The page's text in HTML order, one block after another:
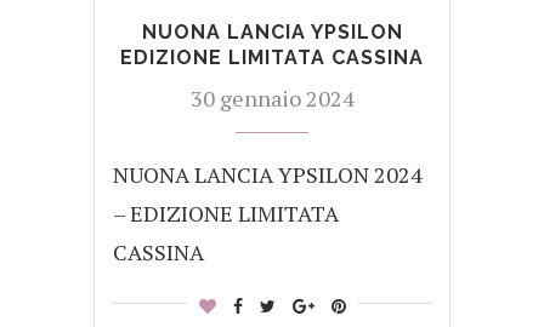
NUONA LANCIA YPSILON
EDIZIONE LIMITATA CASSINA
30 gennaio 2024
NUONA LANCIA YPSILON 2024
– EDIZIONE LIMITATA
CASSINA